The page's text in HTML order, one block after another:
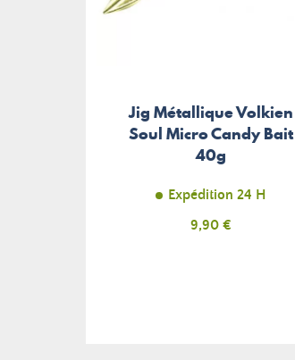
Jig Métallique Volkien
Soul Micro Candy Bait
40g
Expédition 24 H
Prix
9,90 €